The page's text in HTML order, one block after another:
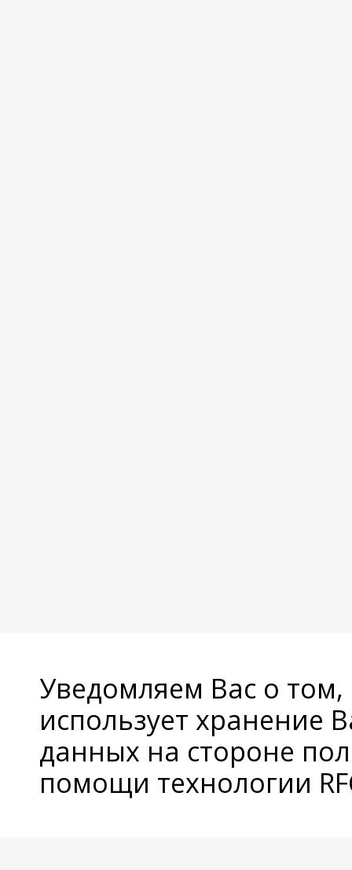
Уведомляем Вас о
использует хранение
данных на стороне
помощи технологии